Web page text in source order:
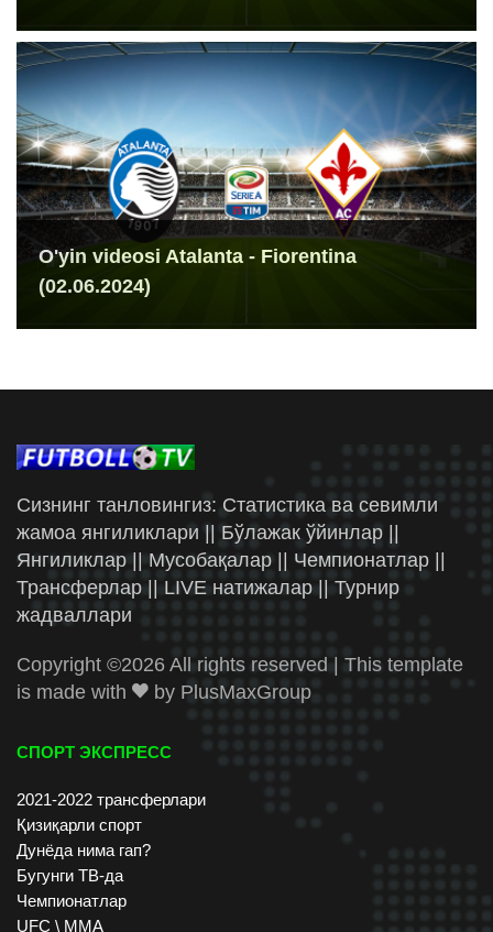
O'yin videosi Atalanta - Fiorentina
(02.06.2024)
Сизнинг танловингиз: Статистика ва севимли
жамоа янгиликлари || Бўлажак ўйинлар ||
Янгиликлар || Мусобақалар || Чемпионатлар ||
Трансферлар || LIVE натижалар || Турнир
жадваллари
Copyright ©2026 All rights reserved | This template
is made with
by PlusMaxGroup
СПОРТ ЭКСПРЕСС
2021-2022 трансферлари
Қизиқарли спорт
Дунёда нима гап?
Бугунги ТВ-да
Чемпионатлар
UFC \ ММА